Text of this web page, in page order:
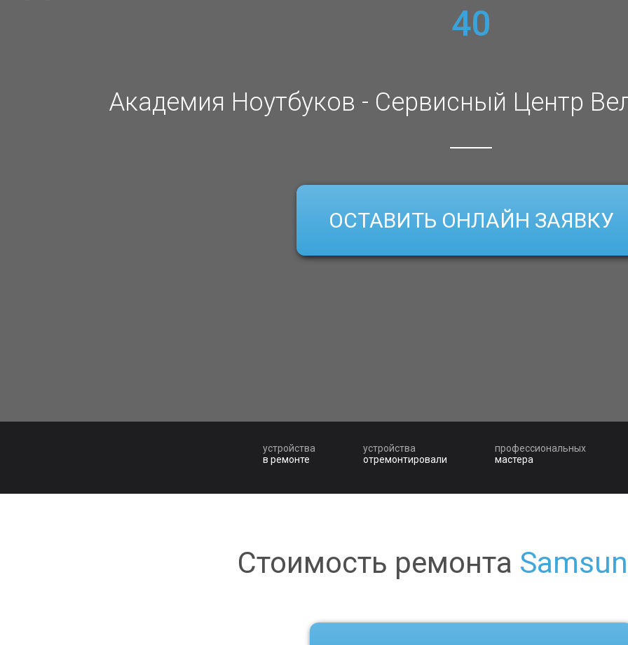
40
Академия Ноутбуков - Сервисный Центр
ОСТАВИТЬ ОНЛАЙН ЗАЯВКУ
устройства
в ремонте
устройства
отремонтировали
профессиональных
мастера
Стоимость ремонта